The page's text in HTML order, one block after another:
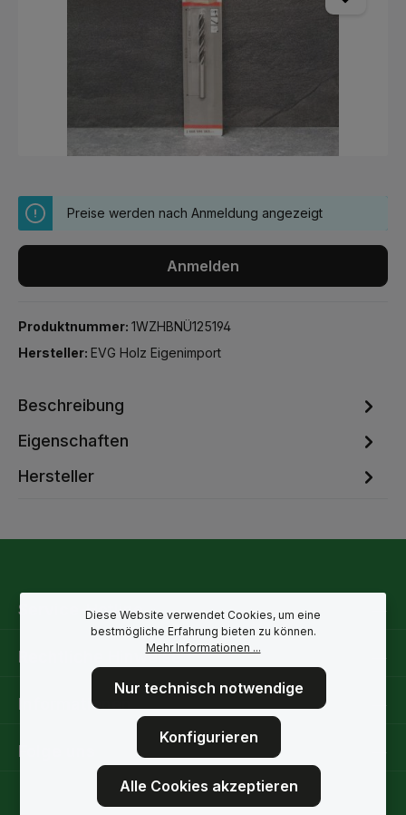
Preise werden nach Anmeldung angezeigt
Anmelden
Produktnummer: 1WZHBNÜ125194
Hersteller: EVG Holz Eigenimport
Beschreibung
Eigenschaften
Hersteller
Service-Hotline
Rechtliche Hinweise
Informationen
Folge uns
Diese Website verwendet Cookies, um eine
bestmögliche Erfahrung bieten zu können.
Mehr Informationen ...
Nur technisch notwendige
Konfigurieren
Alle Cookies akzeptieren